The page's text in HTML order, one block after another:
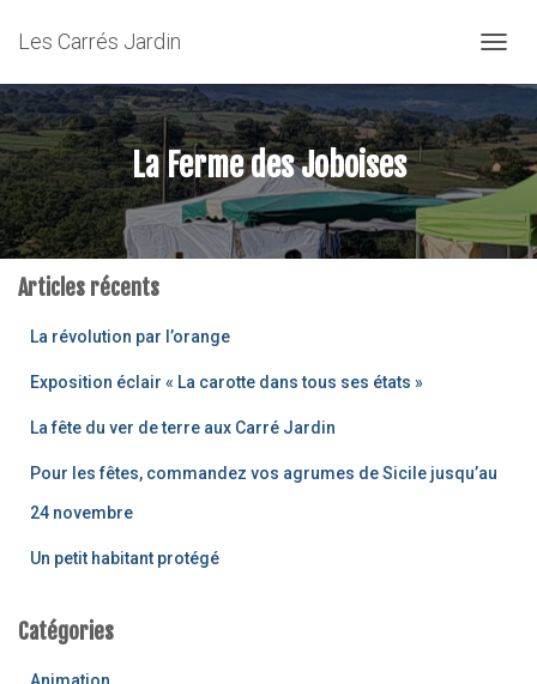
Les Carrés Jardin
La Ferme des Joboises
Articles récents
La révolution par l’orange
Exposition éclair « La carotte dans tous ses états »
La fête du ver de terre aux Carré Jardin
Pour les fêtes, commandez vos agrumes de Sicile jusqu’au
24 novembre
Un petit habitant protégé
Catégories